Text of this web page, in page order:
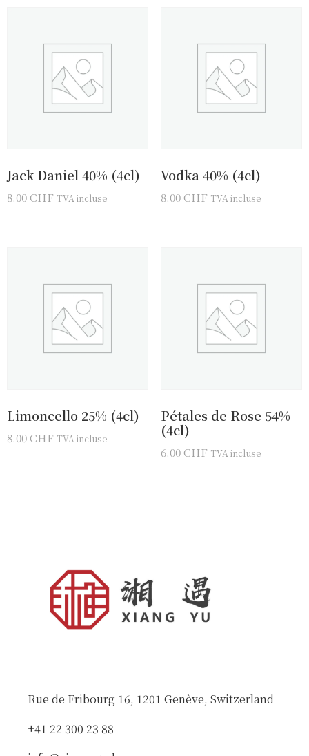
Jack Daniel 40% (4cl)
8.00CHF TVA incluse
Vodka 40% (4cl)
8.00CHF TVA incluse
Limoncello 25% (4cl)
8.00CHF TVA incluse
Pétales de Rose 54%
(4cl)
6.00CHF TVA incluse
Rue de Fribourg 16, 1201 Genève, Switzerland
+41 22 300 23 88